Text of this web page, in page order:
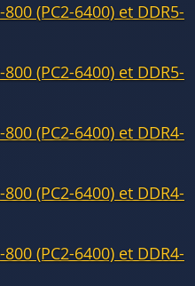
(PC2-6400) et DDR5-
(PC2-6400) et DDR5-
(PC2-6400) et DDR4-
(PC2-6400) et DDR4-
(PC2-6400) et DDR4-